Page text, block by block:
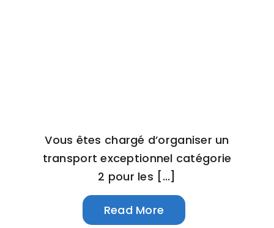
Vous êtes chargé d’organiser un
transport exceptionnel catégorie
2 pour les [...]
Read More